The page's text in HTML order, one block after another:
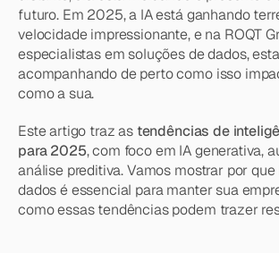
futuro. Em 2025, a IA está ganhando
velocidade impressionante, e na ROQT
especialistas em soluções de dados,
acompanhando de perto como isso
como a sua.
Este artigo traz as tendências de
para 2025, com foco em IA generativa,
análise preditiva. Vamos mostrar por
dados é essencial para manter sua
como essas tendências podem trazer